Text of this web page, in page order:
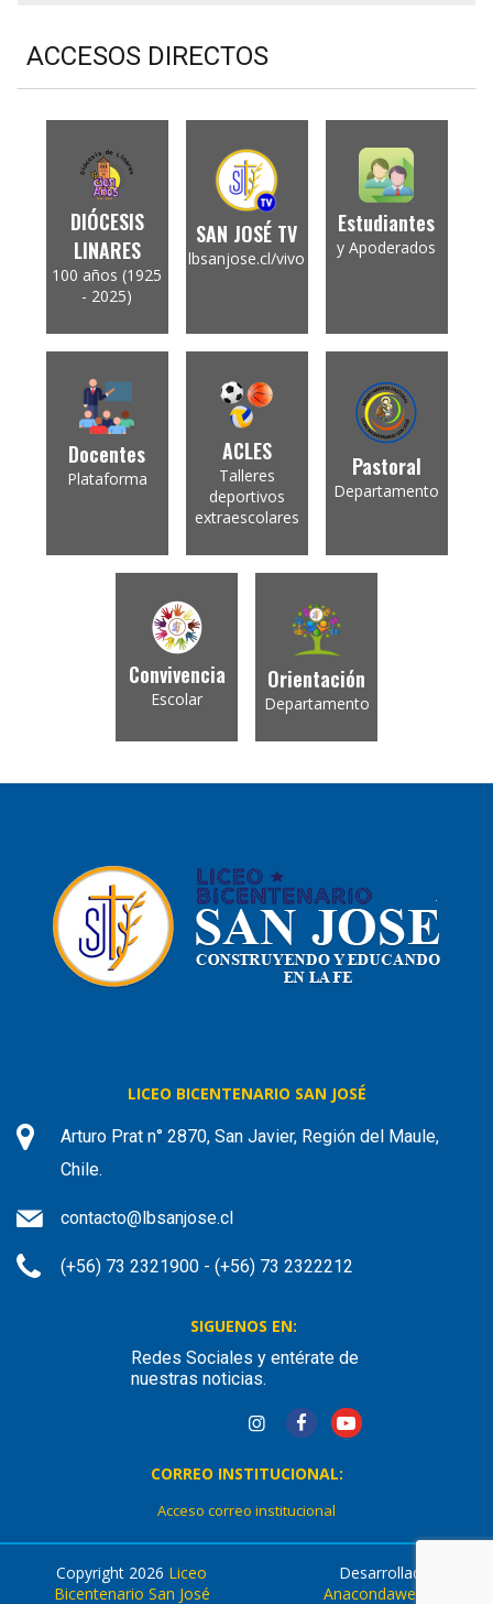
ACCESOS DIRECTOS
DIÓCESIS
LINARES
100 años (1925
- 2025)
SAN JOSÉ TV
lbsanjose.cl/vivo
Estudiantes
y Apoderados
Docentes
Plataforma
ACLES
Talleres
deportivos
extraescolares
Pastoral
Departamento
Convivencia
Escolar
Orientación
Departamento
LICEO BICENTENARIO SAN JOSÉ
Arturo Prat n° 2870, San Javier, Región del Maule,
Chile.
contacto@lbsanjose.cl
(+56) 73 2321900 - (+56) 73 2322212
SIGUENOS EN:
Redes Sociales y entérate de
nuestras noticias.
CORREO INSTITUCIONAL:
Acceso correo institucional
Copyright 2026 Liceo
Bicentenario San José
Desarrollado por
Anacondaweb.com